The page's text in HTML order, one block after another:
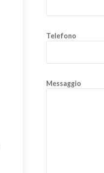
Telefono
Messaggio